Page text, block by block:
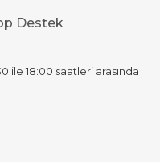
Destek
ile 18:00 saatleri arasında